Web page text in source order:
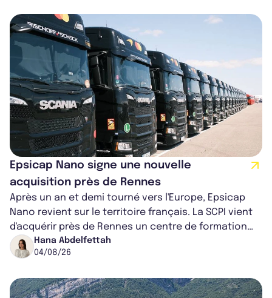
Epsicap Nano signe une nouvelle
acquisition près de Rennes
Après un an et demi tourné vers l'Europe, Epsicap
Nano revient sur le territoire français. La SCPI vient
d'acquérir près de Rennes un centre de formation
pour conducteurs poids lou...
Hana Abdelfettah
04/08/26